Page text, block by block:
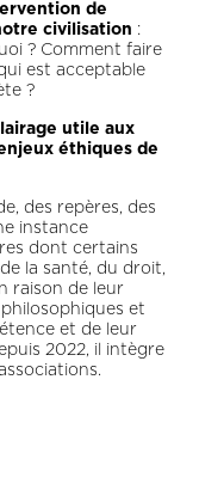
de
civilisation :
? Comment faire
est acceptable
?
utile aux
éthiques de
des repères, des
instance
dont certains
la santé, du droit,
raison de leur
et
et de leur
2022, il intègre